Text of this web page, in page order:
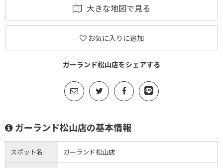
大きな地図で見る
お気に入りに追加
ガーランド松山店をシェアする
ガーランド松山店の基本情報
スポット名 ガーランド松山店